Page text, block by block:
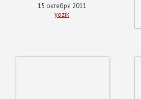
15 октября 2011
yozik